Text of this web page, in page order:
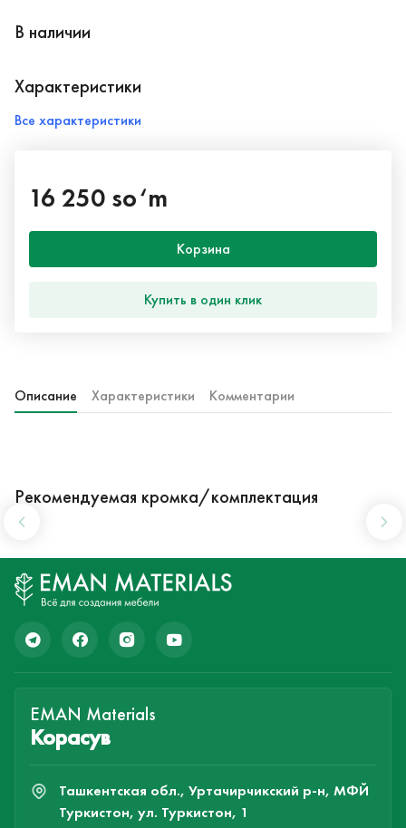
В наличии
Характеристики
Все характеристики
16 250 so‘m
Корзина
Купить в один клик
Описание Характеристики Комментарии
Рекомендуемая кромка/комплектация
EMAN Materials
Корасув
Ташкентская обл., Уртачирчикский р-н, МФЙ
Туркистон, ул. Туркистон, 1